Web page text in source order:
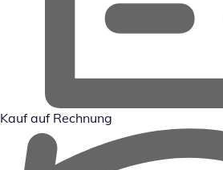
Kauf auf Rechnung